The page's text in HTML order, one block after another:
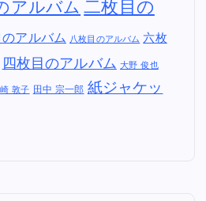
アルバム 二枚目の
アルバム 八枚目のアルバム 六枚
四枚目のアルバム 大野 俊也
敦子 田中 宗一郎 紙ジャケッ